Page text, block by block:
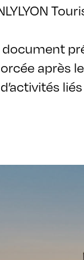
document
après
d’activités